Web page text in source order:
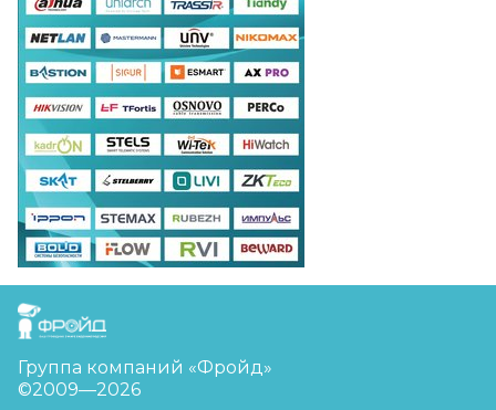
FreudGroup
Группа компаний «Фройд»
©2009—2026